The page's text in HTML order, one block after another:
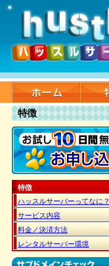
特徴
特徴
ハッスルサーバーってなに？
サービス内容
料金／決済方法
レンタルサーバー環境